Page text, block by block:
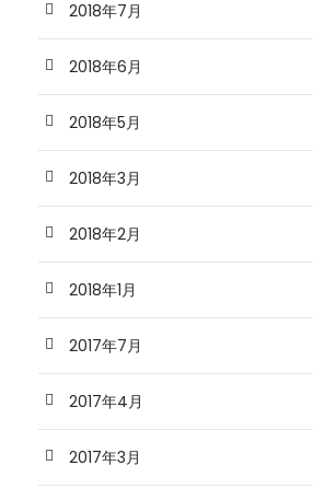
2018年7月
2018年6月
2018年5月
2018年3月
2018年2月
2018年1月
2017年7月
2017年4月
2017年3月